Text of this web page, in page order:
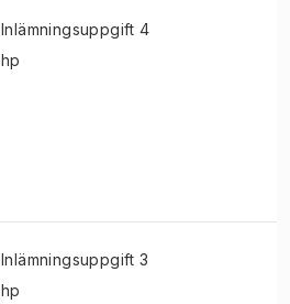
Inlämningsuppgift 4
hp
Inlämningsuppgift 3
hp